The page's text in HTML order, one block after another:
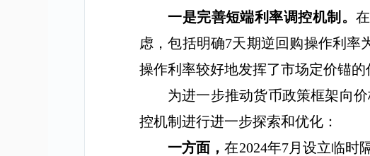
一是完善短端利率调控机制。在
虑，包括明确7天期逆回购操作利率
操作利率较好地发挥了市场定价锚
为进一步推动货币政策框架向
控机制进行进一步探索和优化：
一方面，在2024年7月设立临时